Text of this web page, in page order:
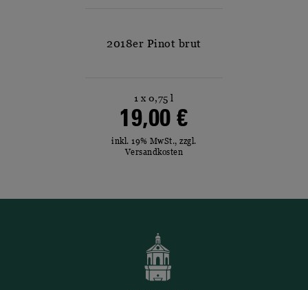
2018er Pinot brut
1 x 0,75 l
19,00 €
inkl. 19% MwSt., zzgl.
Versandkosten